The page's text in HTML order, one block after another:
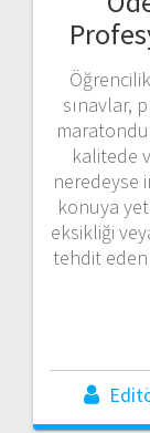
sınavlar,
kalitede
neredeyse
konuya
eksikliği
tehdit